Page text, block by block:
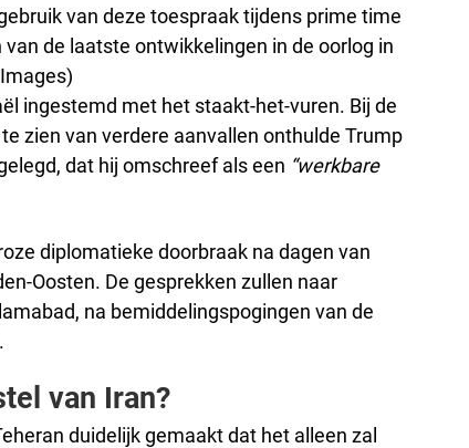
van deze toespraak tijdens prime time
de laatste ontwikkelingen in de oorlog in
ingestemd met het staakt-het-vuren. Bij de
zien van verdere aanvallen onthulde Trump
dat hij omschreef als een “werkbare
diplomatieke doorbraak na dagen van
Oosten. De gesprekken zullen naar
na bemiddelingspogingen van de
van Iran?
duidelijk gemaakt dat het alleen zal